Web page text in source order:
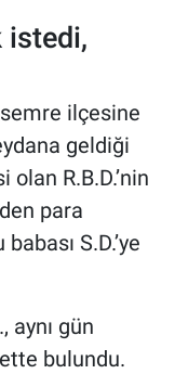
istedi,
ilçesine
geldiği
olan R.B.D.’nin
para
S.D.’ye
aynı gün
bulundu.